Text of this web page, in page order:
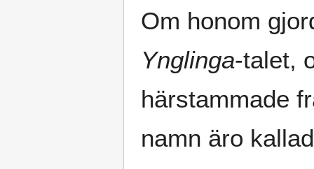
Om honom
Ynglinga-talet,
härstammade
namn äro